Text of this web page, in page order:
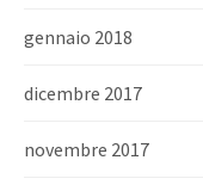
gennaio 2018
dicembre 2017
novembre 2017